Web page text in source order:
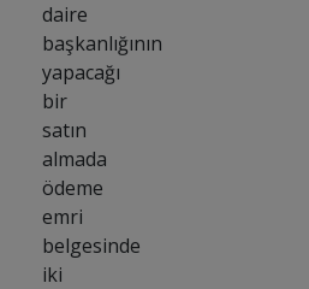
daire
başkanlığının
yapacağı
bir
satın
almada
ödeme
emri
belgesinde
iki